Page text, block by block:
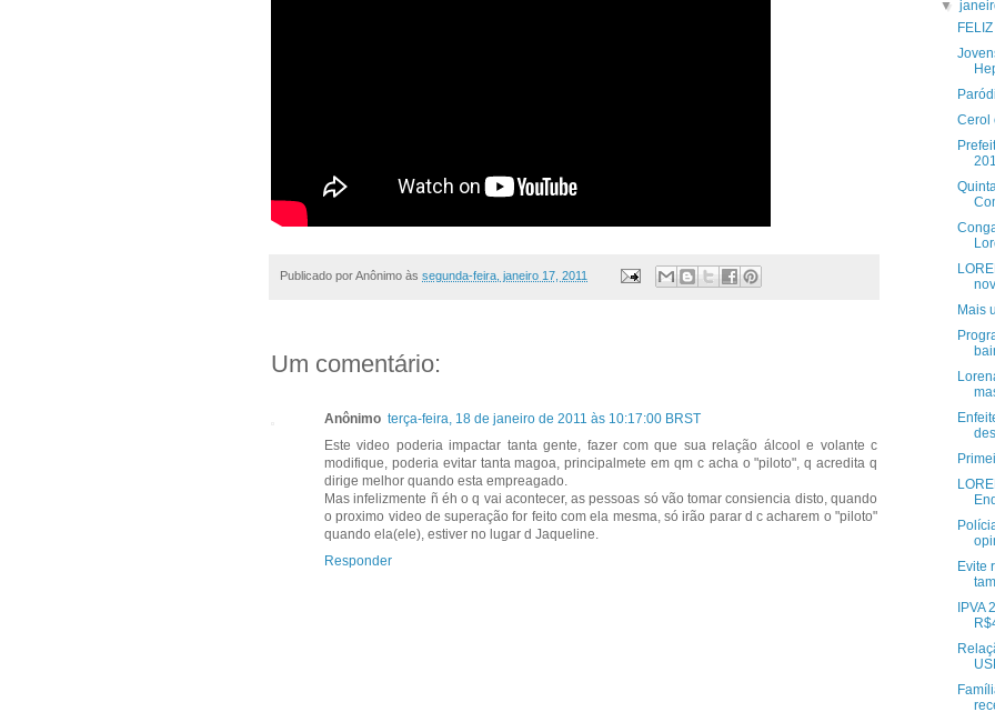
Publicado porAnônimo às segunda-feira, janeiro 17, 2011
Um comentário:
Anônimo terça-feira, 18 de janeiro de 2011 às 10:17:00 BRST
Este video poderia impactar tanta gente, fazer com que sua relação álcool e volante c
modifique, poderia evitar tanta magoa, principalmete em qm c acha o "piloto", q acredita q
dirige melhor quando esta empreagado.
Mas infelizmente ñ éh o q vai acontecer, as pessoas só vão tomar consiencia disto, quando
o proximo video de superação for feito com ela mesma, só irão parar d c acharem o "piloto"
quando ela(ele), estiver no lugar d Jaqueline.
Responder
▼
Cerol
Mais
Evite